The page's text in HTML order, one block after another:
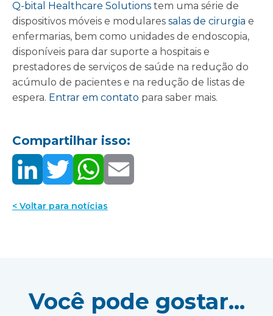
Q-bital Healthcare Solutions tem uma série de
dispositivos móveis e modulares salas de cirurgia e
enfermarias, bem como unidades de endoscopia,
disponíveis para dar suporte a hospitais e
prestadores de serviços de saúde na redução do
acúmulo de pacientes e na redução de listas de
espera. Entrar em contato para saber mais.
Compartilhar isso:
< Voltar para notícias
Você pode gostar...